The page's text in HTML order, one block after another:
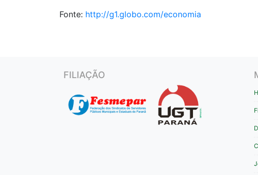
Fonte: http://g1.globo.com/economia
FILIAÇÃO